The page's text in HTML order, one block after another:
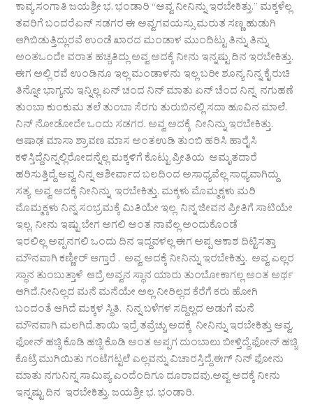
ಕಾವ್ಯ ಸಂಗಾತಿ ಜಯಶ್ರೀ ಭ. ಭಂಡಾರಿ “ಅವ್ವ ನೀನಿನ್ನು ಇರಬೇಕಿತ್ತು.” ಮಕ್ಕಳೆಲ್ಲ
ತವರಿಗೆ ಬಂದರೆಏನ್ ಸಡಗರ ಈ ಅವ್ವಗವಯಸ್ಸು ಮರುತ ಸಣ್ಣ ಹುಡುಗಿ
ಆಗಿಬಿಡುತ್ತಿದ್ಲುರವೆ ಉಂಡೆ ಖಾರದ ಮಂಡಾಳ ಮುಂದಿಟ್ಟು ತಿನ್ನು ತಿನ್ನು
ಅಂತಒಂದೇ ವರಾತ ಹಚ್ಚತಿದ್ಲು ಅವ್ವ ಅದಕ್ಕೆ ನೀನು ಇನ್ನಷ್ಟು ದಿನ ಇರಬೇಕಿತ್ತು.
ಈಗ ಅಲ್ಲಿ ರವೆ ಉಂಡಿನೂ ಇಲ್ಲ ಮಂಡಾಳನು ಇಲ್ಲ ಬರೀ ಶೂನ್ಯ ನಿನ್ನ ಕೈ ರುಚಿ
ತಿನ್ನೋ ಭಾಗ್ಯನು ಇನ್ನಿಲ್ಲ ಏನ್ ಚಂದ ನಿನ್ ಮಾತು ಏನ್ ಚೆಂದ ನಿನ್ನ ನಗುಹಣೆ
ತುಂಬಾ ಕುಂಕುಮ ತಲೆ ತುಂಬಾ ಸೆರಗು ತುರುಬಿನಲ್ಲಿ ಸದಾ ಹೂವಿನ ಮಾಲೆ.
ನಿನ್ ನೋಡೋದೇ ಒಂದು ಸಡಗರ. ಅವ್ವ ಅದಕ್ಕೆ ನೀನಿನ್ನು ಇರಬೇಕಿತ್ತು.
ಆಷಾಢ ಮಾಸಾ ಶ್ರಾವಣ ಮಾಸ ಅಂತಉಡಿ ತುಂಬಿ ಹರಿಸಿ ಹಾರೈಸಿ
ಕಳಿಸ್ತಿದ್ದೆನಿನ್ನಲ್ಲಿರೋದನ್ನೆಲ್ಲ ಮಕ್ಕಳಿಗೆ ಕೊಟ್ಟು ಪ್ರೀತಿಯ ಅಮೃತದಾರೆ
ಹರಿಸುತ್ತಿದ್ದೆ.ಅವ್ವ ನಿನ್ನ ಆಶೀರ್ವಾದ ಬಲದಿಂದ ಅಸಾಧ್ಯವೆಲ್ಲ ಸಾಧ್ಯವಾಗಿದ್ದು
ಸತ್ಯ ಅವ್ವ ಅದಕ್ಕೆ ನೀನಿನ್ನು ಇರಬೇಕಿತ್ತು. ಮಕ್ಕಳು ಮೊಮ್ಮಕ್ಕಳು ಮರಿ
ಮೊಮ್ಮಕ್ಕಳು ನಿನ್ನ ಸಂಭ್ರಮಕ್ಕೆ ಮಿತಿಯೇ ಇಲ್ಲ ನಿನ್ನ ಜೀವನ ಪ್ರೀತಿಗೆ ಸಾಟಿಯೇ
ಇಲ್ಲ. ನೀನು ಇಷ್ಟು ಬೇಗ ಅಗಲಿ ಅಂತ ನಾವೆಲ್ಲ ಅಂದುಕೊಂಡೆ
ಇರಲಿಲ್ಲ ಅಪ್ಪನಗಲಿ ಒಂದು ದಿನ ಇದ್ದವಳಲ್ಲ ಈಗ ಅಪ್ಪ ಆಕಾಶ ದಿಟ್ಟಿಸತ್ತಾ
ಮೌನವಾಗಿ ಕಣ್ಣೀರ್ ಆಗ್ತಾರೆ . ಅವ್ವ ಅದಕ್ಕೆ ನೀನಿನ್ನು ಇರಬೇಕಿತ್ತು. ಅವ್ವ ಎಲ್ಲರ
ಸ್ಥಾನ ತುಂಬುತ್ತಾಳೆ ಆದ್ರೆ ಅವ್ವನ ಸ್ಥಾನ ಯಾರು ತುಂಬೋಕಾಗಲ್ಲ ಅಂತ ಅರ್ಥ
ಆಗಿದೆ.ನೀನಿಲ್ಲದ ಮನೆ ಮನೆಯೇ ಅಲ್ಲ ನೀರಿಲ್ಲದ ಕೆರೆಗೆ ಕರು ಹೋಗಿ
ಬಂದಂತೆ ಆಗಿದೆ ಮಕ್ಕಳ ಸ್ಥಿತಿ. ನಿನ್ನ ಬಳೆಗಳ ಸದ್ದಿಲ್ಲದ ಅಡುಗೆ ಮನೆ
ಮೌನವಾಗಿ ಮಲಗಿದೆ.ತಾಯಿ ಇದ್ರೆ ತವ್ರೆಚ್ಚು ಅದಕ್ಕೆ ನೀನಿನ್ನು ಇರಬೇಕಿತ್ತು ಅವ್ವ.
ಫೋನ್ ಹಚ್ಚಿ ಕೊಡಿ ಹಚ್ಚಿ ಕೊಡಿ ಅಂತ ಅಪ್ಪಗ ದುಂಬಾಲು ಬೀಳ್ತಿದ್ದೆ.ಫೋನ್ ಹಚ್ಚಿ
ಕೊಟ್ರೆ ಮುಗಿಯಿತು ಗಂಟೆಗಟ್ಟಲೆ ಎಲ್ಲವನ್ನು ವಿಚಾರಸ್ತಿದ್ದೆ.ಈಗ್ ನಿನ್ ಫೋನು
ಮಾತು ನಗುನಿನ್ನ ಸಾಮಿಪ್ಯ ಎಂದೆಂದಿಗೂ ದೂರಾದವು.ಅವ್ವ ಅದಕ್ಕೆ ನೀನು
ಇನ್ನಷ್ಟು ದಿನ ಇರಬೇಕಿತ್ತು. ಜಯಶ್ರೀ ಭ. ಭಂಡಾರಿ.